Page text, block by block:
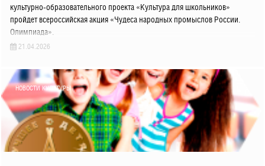
культурно-образовательного проекта «Культура для школьников»
пройдет всероссийская акция «Чудеса народных промыслов России.
Олимпиада».
21.04.2026
НОВОСТИ КУЛЬТУРЫ